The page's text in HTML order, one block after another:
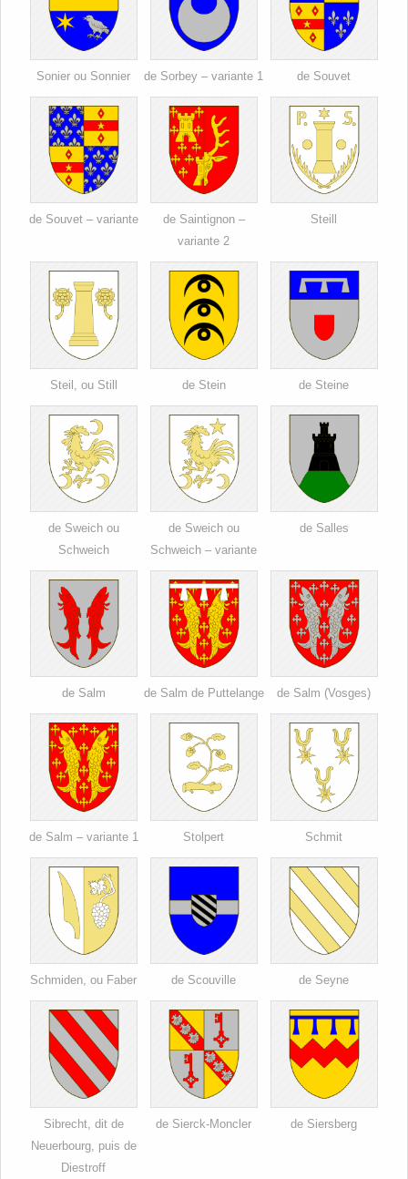
Sonier ou Sonnier de Sorbey – variante 1 de Souvet
de Souvet – variante
de Saintignon –
variante 2
Steill
Steil, ou Still de Stein de Steine
de Sweich ou
Schweich
de Sweich ou
Schweich – variante
de Salles
de Salm de Salm de Puttelange de Salm (Vosges)
de Salm – variante 1 Stolpert Schmit
Schmiden, ou Faber de Scouville de Seyne
Sibrecht, dit de
Neuerbourg, puis de
Diestroff
de Sierck-Moncler de Siersberg